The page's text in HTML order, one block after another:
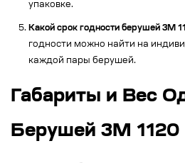
упаковке.
Какой срок годности берушей 3M
годности можно найти на
каждой пары берушей.
Габариты и Вес
Берушей 3M 1120